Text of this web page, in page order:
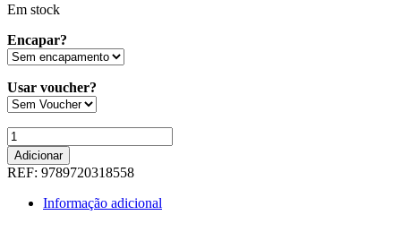
Em stock
Encapar?
Usar voucher?
Quantidade
de
DEFIS
9ºANO
FRANCES
Adicionar
REF: 9789720318558
Informação adicional